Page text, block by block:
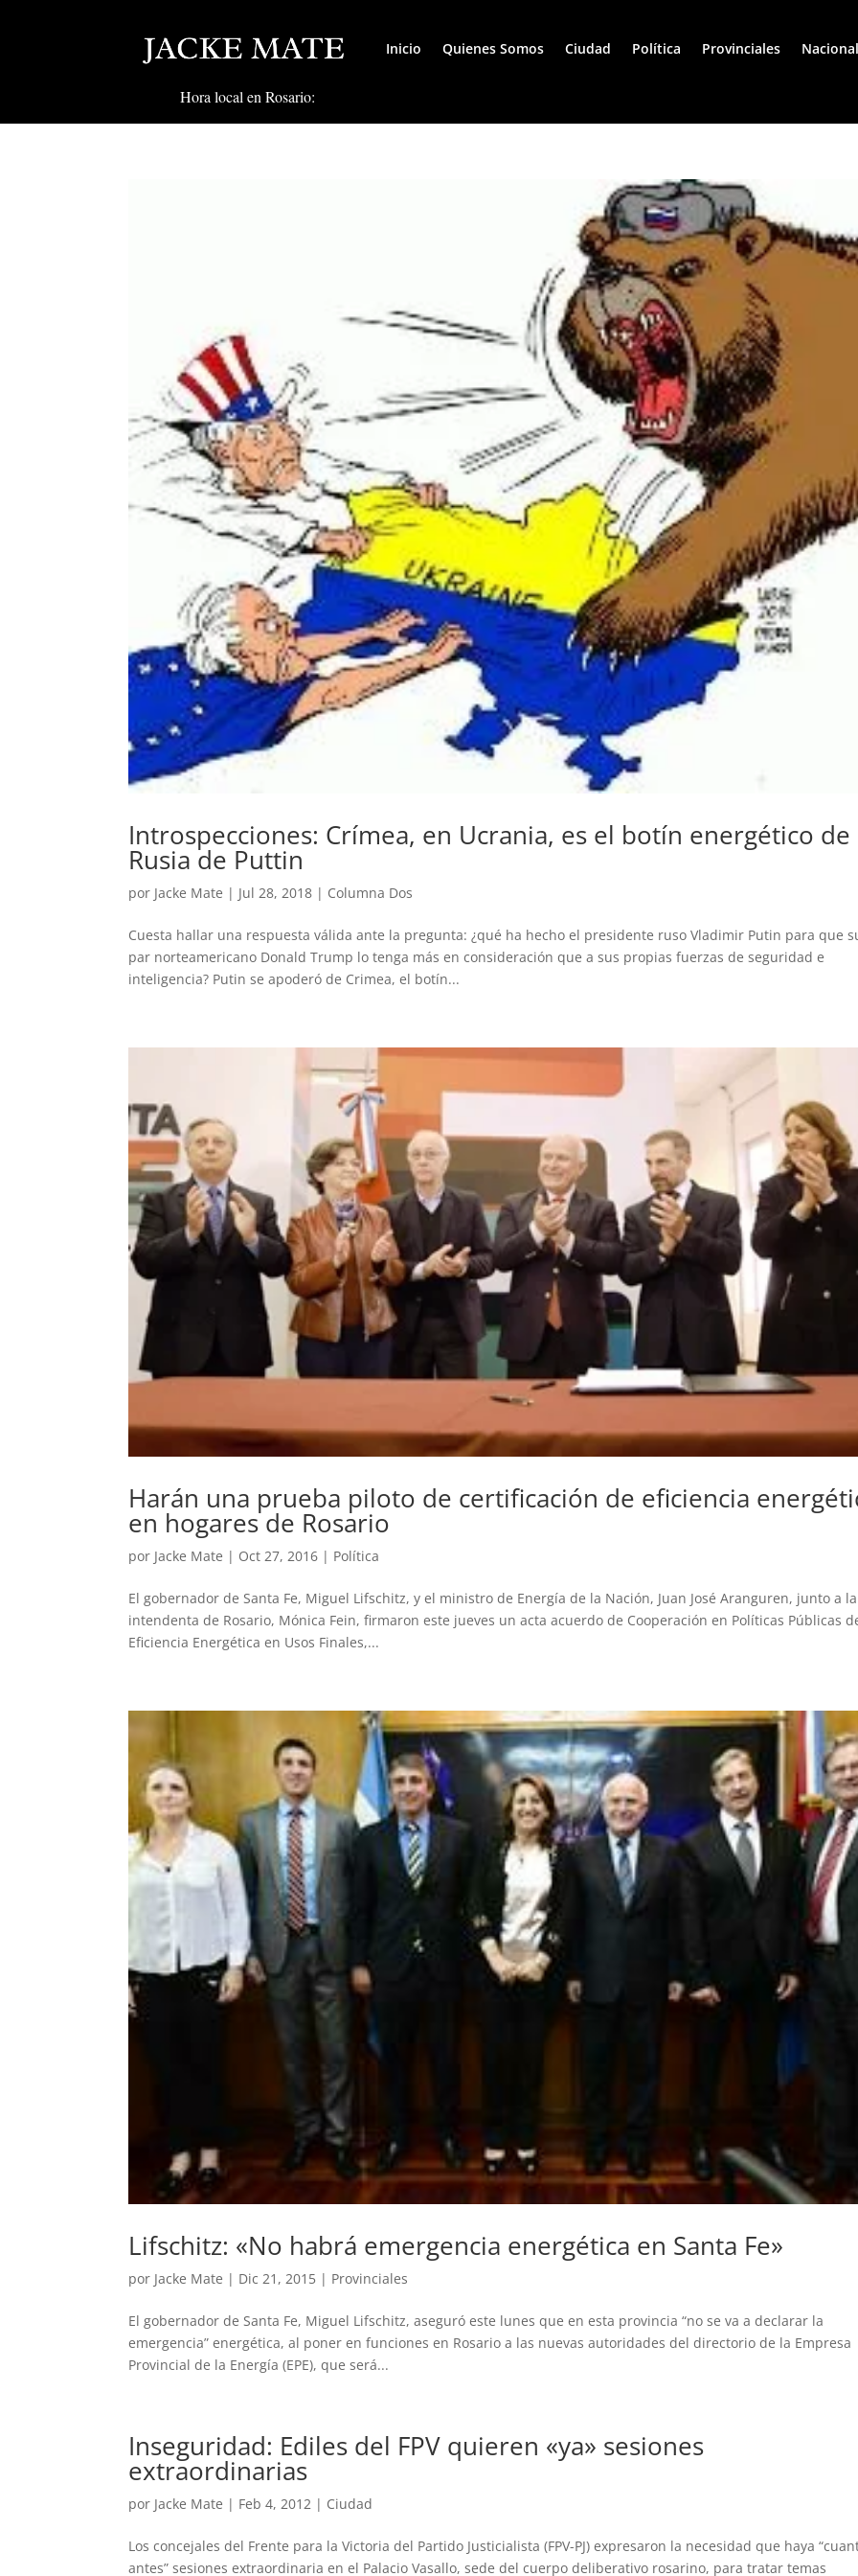
Inicio Quienes Somos Ciudad Política Provinciales
Hora local en Rosario:
Introspecciones: Crímea, en Ucrania, es el botín energético de
Rusia de Puttin
por Jacke Mate | Jul 28, 2018 | Columna Dos
Cuesta hallar una respuesta válida ante la pregunta: ¿qué ha hecho el presidente ruso Vladimir Putin para que
par norteamericano Donald Trump lo tenga más en consideración que a sus propias fuerzas de seguridad e
inteligencia? Putin se apoderó de Crimea, el botín...
Harán una prueba piloto de certificación de eficiencia
en hogares de Rosario
por Jacke Mate | Oct 27, 2016 | Política
El gobernador de Santa Fe, Miguel Lifschitz, y el ministro de Energía de la Nación, Juan José Aranguren, junto a la
intendenta de Rosario, Mónica Fein, firmaron este jueves un acta acuerdo de Cooperación en Políticas Públicas
Eficiencia Energética en Usos Finales,...
Lifschitz: «No habrá emergencia energética en Santa Fe»
por Jacke Mate | Dic 21, 2015 | Provinciales
El gobernador de Santa Fe, Miguel Lifschitz, aseguró este lunes que en esta provincia “no se va a declarar la
emergencia” energética, al poner en funciones en Rosario a las nuevas autoridades del directorio de la Empresa
Provincial de la Energía (EPE), que será...
Inseguridad: Ediles del FPV quieren «ya» sesiones
extraordinarias
por Jacke Mate | Feb 4, 2012 | Ciudad
Los concejales del Frente para la Victoria del Partido Justicialista (FPV-PJ) expresaron la necesidad que haya
antes” sesiones extraordinaria en el Palacio Vasallo, sede del cuerpo deliberativo rosarino, para tratar temas